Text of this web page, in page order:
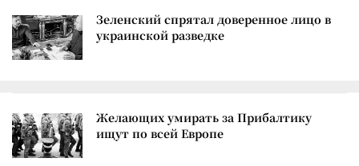
Зеленский спрятал доверенное лицо в
украинской разведке
Желающих умирать за Прибалтику
ищут по всей Европе